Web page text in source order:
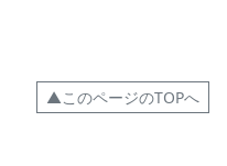
▲このページのTOPへ